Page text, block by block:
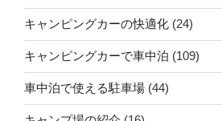
キャンピングカーの快適化 (24)
キャンピングカーで車中泊 (109)
車中泊で使える駐車場 (44)